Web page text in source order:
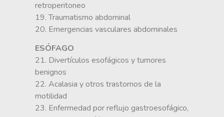
retroperitoneo
19. Traumatismo abdominal
20. Emergencias vasculares abdominales
ESÓFAGO
21. Divertículos esofágicos y tumores
benignos
22. Acalasia y otros trastornos de la
motilidad
23. Enfermedad por reflujo gastroesofágico,